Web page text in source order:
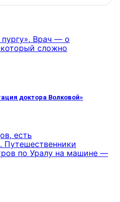
пургу». Врач — о
сложно
доктора Волковой»
есть
Путешественники
по Уралу на машине —